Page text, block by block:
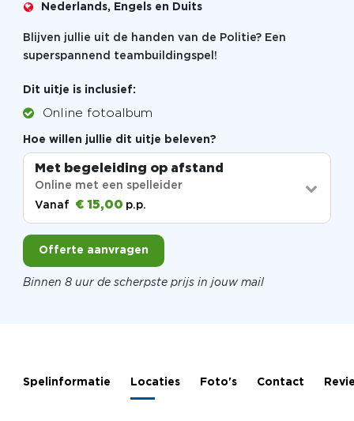
Nederlands, Engels en Duits
Blijven jullie uit de handen van de Politie? Een
superspannend teambuildingspel!
Dit uitje is inclusief:
Online fotoalbum
Hoe willen jullie dit uitje beleven?
Met begeleiding op afstand
Online met een spelleider
Vanaf € 15,00 p.p.
Offerte aanvragen
Binnen 8 uur de scherpste prijs in jouw mail
Spelinformatie Locaties Foto's Contact